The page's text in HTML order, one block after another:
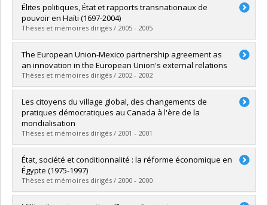
Diplômé(e) :Giraud, Isabelle
Cycle :Doctorat
Diplôme obtenu :Ph. D.
Lien vers le document dans Papyrus
Élites politiques, État et rapports transnationaux de
pouvoir en Haïti (1697-2004)
Thèses et mémoires dirigés / 2005 - 2005
Diplômé(e) :Étienne, Sauveur Pierre
Cycle :Doctorat
Diplôme obtenu :Ph. D.
Lien vers le document dans Papyrus
The European Union-Mexico partnership agreement as
an innovation in the European Union's external relations
Thèses et mémoires dirigés / 2002 - 2002
Diplômé(e) :Ponce Morales, Nadia Karina
Cycle :Maîtrise
Diplôme obtenu :
Lien vers le document dans Papyrus
Les citoyens du village global, des changements de
pratiques démocratiques au Canada à l'ère de la
mondialisation
Thèses et mémoires dirigés / 2001 - 2001
Diplômé(e) :Desrosiers, Éric
Cycle : Doctorat
Diplôme obtenu :Ph. D.
Lien vers le document dans Papyrus
État, société et conditionnalité : la réforme économique en
Égypte (1975-1997)
Thèses et mémoires dirigés / 2000 - 2000